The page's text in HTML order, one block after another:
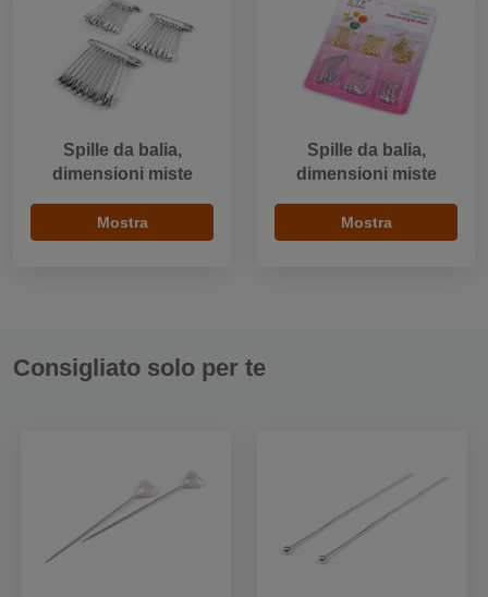
Spille da balia,
dimensioni miste
Mostra
Spille da balia,
dimensioni miste
Mostra
Consigliato solo per te